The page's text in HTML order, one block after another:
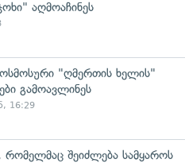
აღმოაჩინეს
"ღმერთის ხელის"
გამოავლინეს
16:29
შეიძლება სამყაროს